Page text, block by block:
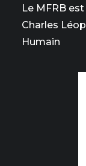
Le MFRB
Charles
Humain